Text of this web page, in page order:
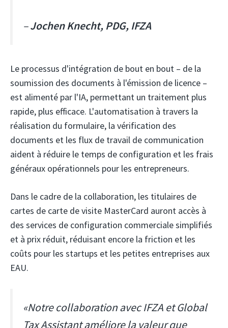
–Jochen Knecht, PDG, IFZA
Le processus d'intégration de bout en bout – de la
soumission des documents à l'émission de licence –
est alimenté par l'IA, permettant un traitement plus
rapide, plus efficace. L'automatisation à travers la
réalisation du formulaire, la vérification des
documents et les flux de travail de communication
aident à réduire le temps de configuration et les frais
généraux opérationnels pour les entrepreneurs.
Dans le cadre de la collaboration, les titulaires de
cartes de carte de visite MasterCard auront accès à
des services de configuration commerciale simplifiés
et à prix réduit, réduisant encore la friction et les
coûts pour les startups et les petites entreprises aux
EAU.
«Notre collaboration avec IFZA et Global
Tax Assistant améliore la valeur que